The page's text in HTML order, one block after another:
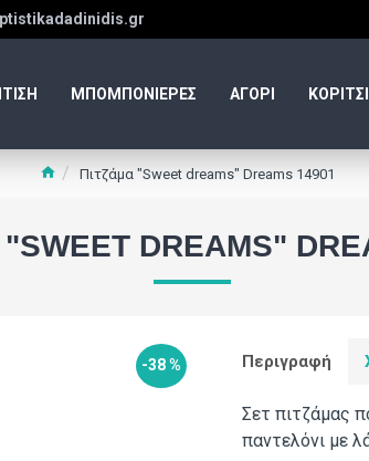
ΜΠΟΜΠΟΝΙΕΡΕΣ ΑΓΟΡΙ ΚΟΡΙΤΣΙ
Πιτζάμα "Sweet dreams" Dreams 14901
DREAMS"
-38 % Περιγραφή
Σετ πιτζάμας
παντελόνι με